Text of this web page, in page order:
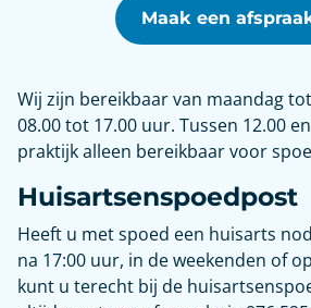
Maak een
Wij zijn bereikbaar van maandag
08.00 tot 17.00 uur. Tussen 12.00
praktijk alleen bereikbaar voor
Huisartsenspoedpost
Heeft u met spoed een huisarts
na 17:00 uur, in de weekenden of
kunt u terecht bij de